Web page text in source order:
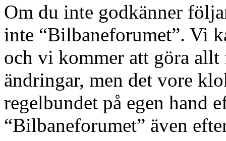
Om du inte godkänner
inte “Bilbaneforumet”. Vi
och vi kommer att göra
ändringar, men det vore
regelbundet på egen hand
“Bilbaneforumet” även